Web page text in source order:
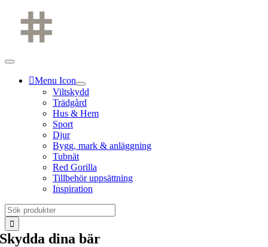
Fortsätt
innehållet
Menu Icon
Viltskydd
Trädgård
Hus & Hem
Sport
Djur
Bygg, mark & anläggning
Tubnät
Red Gorilla
Tillbehör uppsättning
Inspiration
Sök
efter:
Skydda dina bär